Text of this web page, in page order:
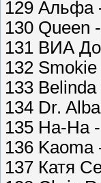
129 Альфа
130 Queen
131 ВИА
132
133
134 Dr.
135 На-На
136 Kaoma
137 Катя